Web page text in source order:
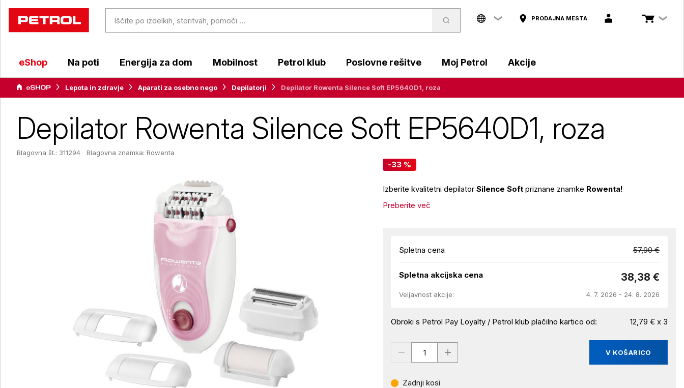
PRODAJNA MESTA
eShop Na poti Energija za dom Mobilnost Petrol klub Poslovne rešitve Moj Petrol Akcije
Lepota in zdravje Aparati za osebno nego Depilatorji Depilator Rowenta Silence Soft EP5640D1, roza
Depilator Rowenta Silence Soft EP5640D1, roza
Blagovna št.: 311294 Blagovna znamka: Rowenta
-33 %
Izberite kvalitetni depilator Silence Softpriznane znamke Rowenta!
Preberite več
Spletna cena 57,90 €
Spletna akcijska cena 38,38 €
Veljavnost akcije: 4. 7. 2026 - 24. 8. 2026
Obroki s Petrol Pay Loyalty / Petrol klub plačilno kartico od: 12,79 € x 3
V KOŠARICO
Zadnji kosi